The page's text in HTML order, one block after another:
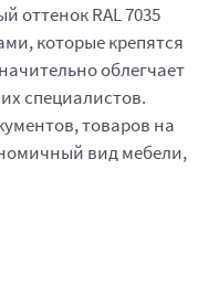
оттенок RAL 7035
которые крепятся
облегчает
специалистов.
товаров на
вид мебели,